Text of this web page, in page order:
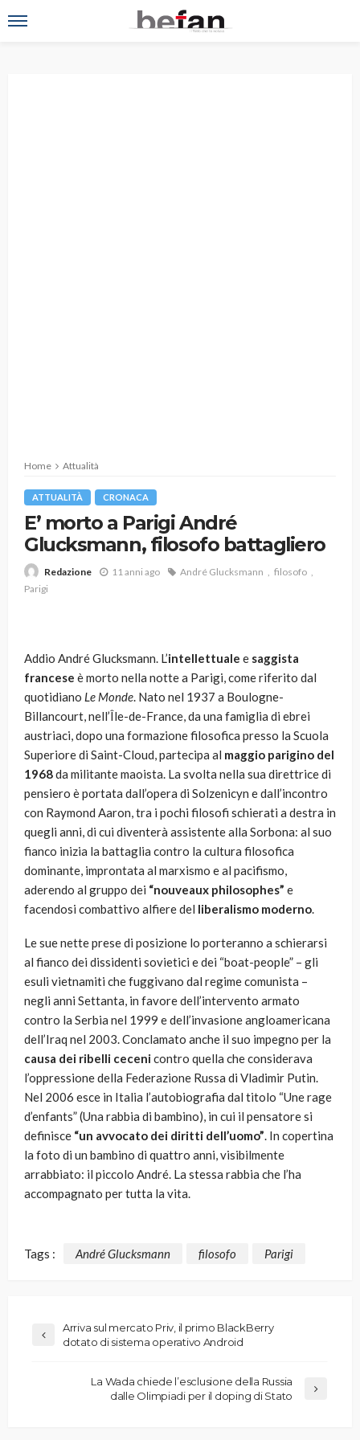
Home Attualità
ATTUALITÀ CRONACA
E’ morto a Parigi André
Glucksmann, filosofo battagliero
Redazione 11 anni ago André Glucksmann
filosofo
Parigi
Addio André Glucksmann. L’intellettuale e saggista
francese è morto nella notte a Parigi, come riferito dal
quotidiano Le Monde. Nato nel 1937 a Boulogne-
Billancourt, nell’Île-de-France, da una famiglia di ebrei
austriaci, dopo una formazione filosofica presso la Scuola
Superiore di Saint-Cloud, partecipa al maggio parigino del
1968da militante maoista. La svolta nella sua direttrice di
pensiero è portata dall’opera di Solzenicyn e dall’incontro
con Raymond Aaron, tra i pochi filosofi schierati a destra in
quegli anni, di cui diventerà assistente alla Sorbona: al suo
fianco inizia la battaglia contro la cultura filosofica
dominante, improntata al marxismo e al pacifismo,
aderendo al gruppo dei “nouveaux philosophes” e
facendosi combattivo alfiere del liberalismo moderno.
Le sue nette prese di posizione lo porteranno a schierarsi
al fianco dei dissidenti sovietici e dei “boat-people” – gli
esuli vietnamiti che fuggivano dal regime comunista –
negli anni Settanta, in favore dell’intervento armato
contro la Serbia nel 1999 e dell’invasione angloamericana
dell’Iraq nel 2003. Conclamato anche il suo impegno per la
causa dei ribelli cecenicontro quella che considerava
l’oppressione della Federazione Russa di Vladimir Putin.
Nel 2006 esce in Italia l’autobiografia dal titolo “Une rage
d’enfants” (Una rabbia di bambino), in cui il pensatore si
definisce “un avvocato dei diritti dell’uomo”. In copertina
la foto di un bambino di quattro anni, visibilmente
arrabbiato: il piccolo André. La stessa rabbia che l’ha
accompagnato per tutta la vita.
Tags : André Glucksmann filosofo Parigi
Arriva sul mercato Priv, il primo BlackBerry
dotato di sistema operativo Android
La Wada chiede l’esclusione della Russia
dalle Olimpiadi per il doping di Stato